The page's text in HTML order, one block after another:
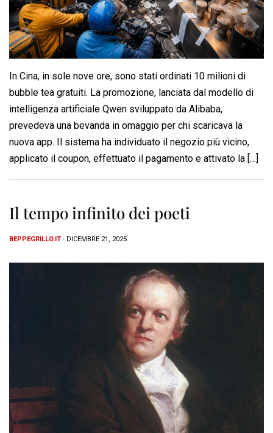
In Cina, in sole nove ore, sono stati ordinati 10 milioni di
bubble tea gratuiti. La promozione, lanciata dal modello di
intelligenza artificiale Qwen sviluppato da Alibaba,
prevedeva una bevanda in omaggio per chi scaricava la
nuova app. Il sistema ha individuato il negozio più vicino,
applicato il coupon, effettuato il pagamento e attivato la […]
Il tempo infinito dei poeti
BEPPEGRILLO.IT - DICEMBRE 21, 2025